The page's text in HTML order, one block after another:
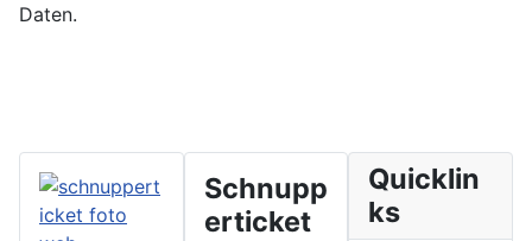
Daten.
Schnupp
erticket
Quicklin
ks